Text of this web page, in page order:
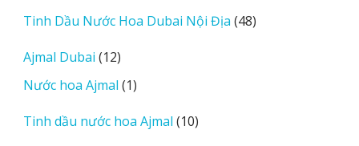
d
Tinh Dầu Nước Hoa Dubai Nội Địa 4848
Ajmal Dubai 1212
sản
phẩm
Nước hoa Ajmal 11
phẩm
Tinh dầu nước hoa Ajmal 1010